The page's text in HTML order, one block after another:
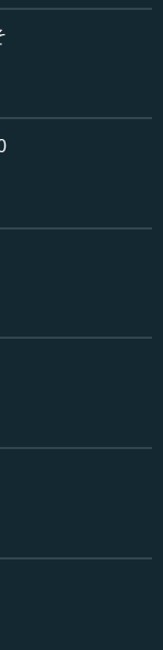
いうタイトルで
本では通常『国
の本についてお
らい重要で、ど
いて、枕のよう
」では、哲学の
まで書かれた哲
のデータです
者の方々がこれ
作と認定したと
（The Critique
ウィンの『種の
、デカルト、ヒュ
人たちが入って
ンの『ポリテイ
われているの